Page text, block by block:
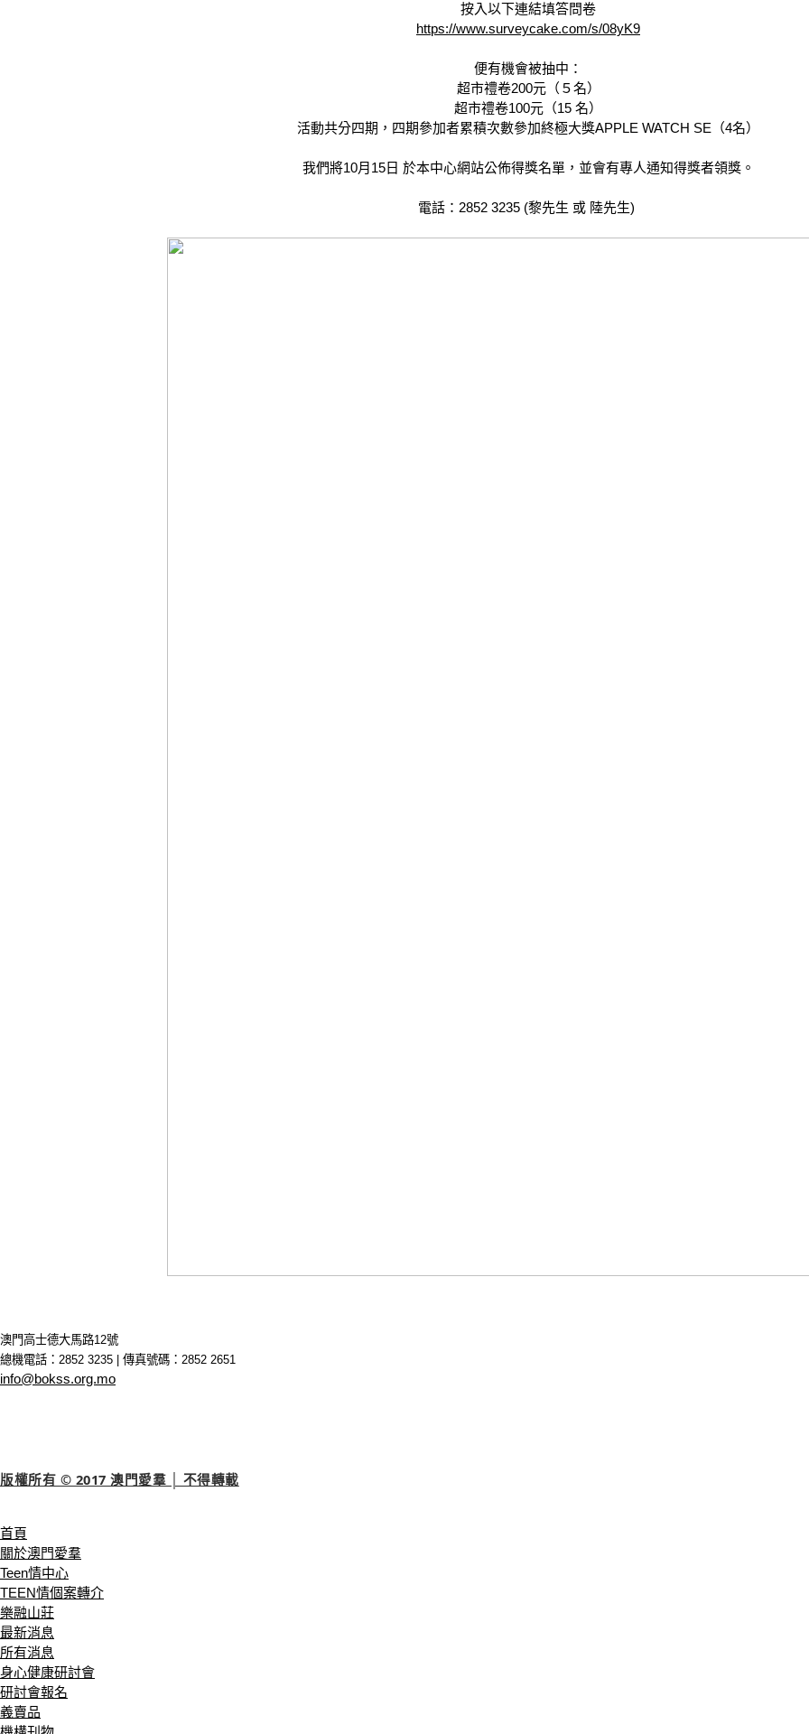
按入以下連結填答問卷
https://www.surveycake.com/s/08yK9
便有機會被抽中：
超市禮卷200元（５名）
超市禮卷100元（15 名）
活動共分四期，四期參加者累積次數參加終極大獎APPLE WATCH SE（4名）
我們將10月15日 於本中心網站公佈得獎名單，並會有專人通知得獎者領獎。
電話：2852 3235 (黎先生 或 陸先生)
澳門高士德大馬路12號
總機電話：2852 3235 | 傳真號碼：2852 2651
info@bokss.org.mo
版權所有 © 2017 澳門愛羣 │ 不得轉載
首頁
關於澳門愛羣
Teen情中心
TEEN情個案轉介
樂融山莊
最新消息
所有消息
身心健康研討會
研討會報名
義賣品